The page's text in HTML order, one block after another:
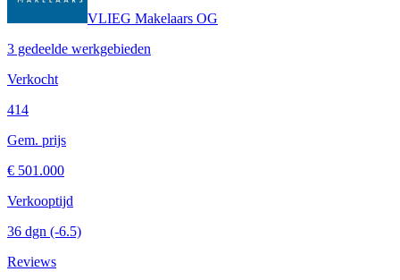
VLIEG Makelaars OG
3 gedeelde werkgebieden
Verkocht
414
Gem. prijs
€ 501.000
Verkooptijd
36 dgn (-6.5)
Reviews